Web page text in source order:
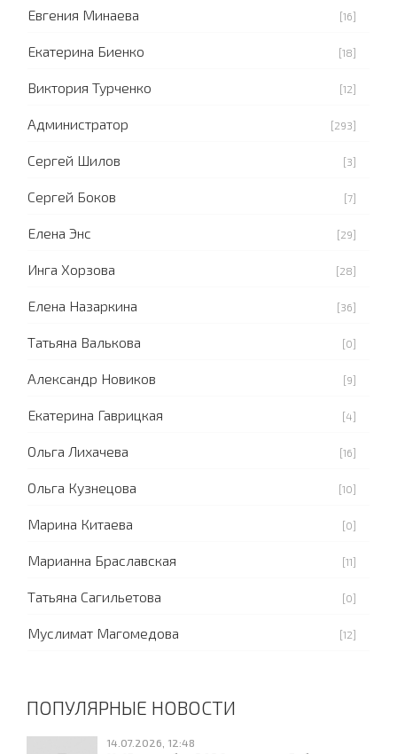
Евгения Минаева [16]
Екатерина Биенко [18]
Виктория Турченко [12]
Администратор [293]
Сергей Шилов [3]
Сергей Боков [7]
Елена Энс [29]
Инга Хорзова [28]
Елена Назаркина [36]
Татьяна Валькова [0]
Александр Новиков [9]
Екатерина Гаврицкая [4]
Ольга Лихачева [16]
Ольга Кузнецова [10]
Марина Китаева [0]
Марианна Браславская [11]
Татьяна Сагильетова [0]
Муслимат Магомедова [12]
ПОПУЛЯРНЫЕ НОВОСТИ
14.07.2026, 12:48